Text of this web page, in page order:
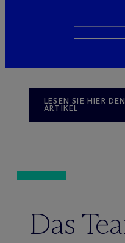
LESEN SIE HIER
ARTIKEL
Das